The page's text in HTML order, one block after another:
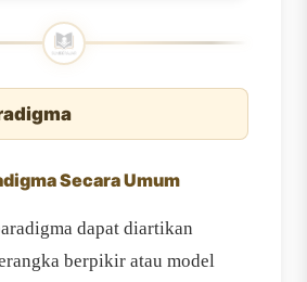
Secara Umum
dapat diartikan
berpikir atau model